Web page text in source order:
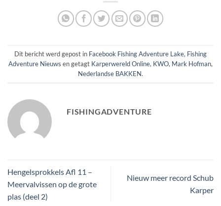
Dit bericht werd gepost in Facebook Fishing Adventure Lake, Fishing
Adventure Nieuws en getagt Karperwereld Online, KWO, Mark Hofman,
Nederlandse BAKKEN.
FISHINGADVENTURE
Hengelsprokkels Afl 11 –
Meervalvissen op de grote
plas (deel 2)
Nieuw meer record Schub
Karper